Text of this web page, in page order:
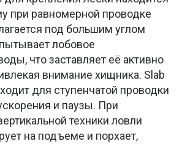
при равномерной проводке
под большим углом
лобовое
что заставляет её активно
внимание хищника. Slab
для ступенчатой проводки
и паузы. При
техники ловли
на подъеме и порхает,